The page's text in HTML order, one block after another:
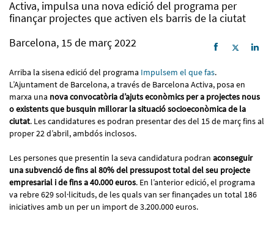
Activa, impulsa una nova edició del programa per
finançar projectes que activen els barris de la ciutat
Barcelona, 15 de març 2022
Arriba la sisena edició del programa Impulsem el que fas.
L’Ajuntament de Barcelona, a través de Barcelona Activa, posa en
marxa una nova convocatòria d’ajuts econòmics per a projectes nous
o existents que busquin millorar la situació socioeconòmica de la
ciutat. Les candidatures es podran presentar des del 15 de març fins al
proper 22 d’abril, ambdós inclosos.
Les persones que presentin la seva candidatura podran aconseguir
una subvenció de fins al 80% del pressupost total del seu projecte
empresarial i de fins a 40.000 euros. En l’anterior edició, el programa
va rebre 629 sol·licituds, de les quals van ser finançades un total 186
iniciatives amb un per un import de 3.200.000 euros.